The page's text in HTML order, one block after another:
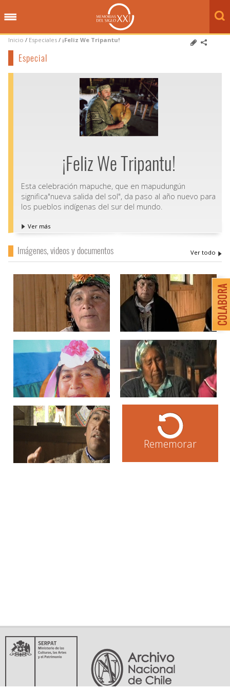
Inicio / Especiales / ¡Feliz We Tripantu!
Especial
¡Feliz We Tripantu!
Esta celebración mapuche, que en mapudungún
significa"nueva salida del sol", da paso al año nuevo para
los pueblos indígenas del sur del mundo.
Ver más
Imágenes, videos y documentos
Rememorar